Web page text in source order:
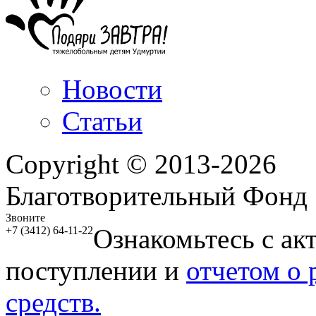
Новости
Статьи
Copyright © 2013-2026
Благотворительный
Звоните
+7 (3412) 64-11-22Ознакомьтесь с
поступлении и отчетом о
средств.